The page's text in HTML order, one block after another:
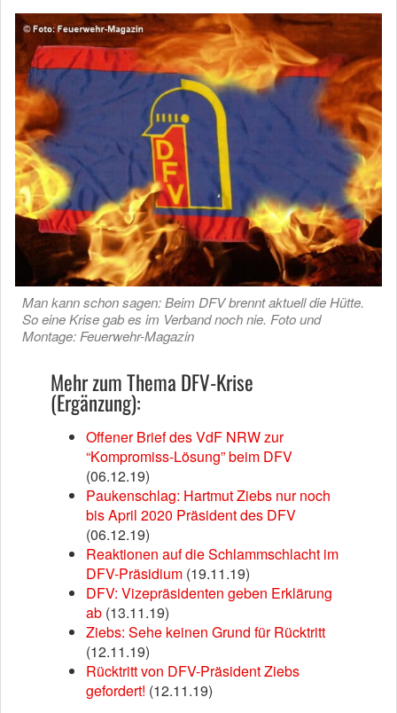
Man kann schon sagen: Beim DFV brennt aktuell die Hütte.
So eine Krise gab es im Verband noch nie. Foto und
Montage: Feuerwehr-Magazin
Mehr zum Thema DFV-Krise
(Ergänzung):
Offener Brief des VdF NRW zur
“Kompromiss-Lösung” beim DFV
(06.12.19)
Paukenschlag: Hartmut Ziebs nur noch
bis April 2020 Präsident des DFV
(06.12.19)
Reaktionen auf die Schlammschlacht im
DFV-Präsidium (19.11.19)
DFV: Vizepräsidenten geben Erklärung
ab (13.11.19)
Ziebs: Sehe keinen Grund für Rücktritt
(12.11.19)
Rücktritt von DFV-Präsident Ziebs
gefordert! (12.11.19)